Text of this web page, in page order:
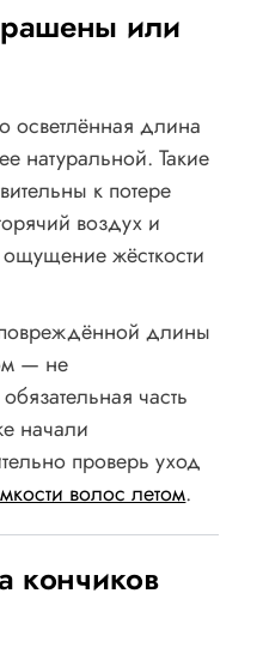
или
длина
натуральной. Такие
к потере
воздух и
ощущение жёсткости
длины
— не
часть
начали
проверь уход
волос летом.
кончиков